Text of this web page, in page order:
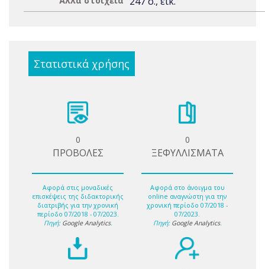
Στατιστικά χρήσης
0
ΠΡΟΒΟΛΕΣ
Αφορά στις μοναδικές
επισκέψεις της διδακτορικής
διατριβής για την χρονική
περίοδο 07/2018 - 07/2023.
Πηγή: Google Analytics.
0
ΞΕΦΥΛΛΙΣΜΑΤΑ
Αφορά στο άνοιγμα του
online αναγνώστη για την
χρονική περίοδο 07/2018 -
07/2023.
Πηγή: Google Analytics.